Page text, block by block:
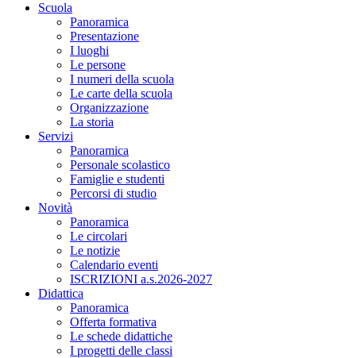
Scuola
Panoramica
Presentazione
I luoghi
Le persone
I numeri della scuola
Le carte della scuola
Organizzazione
La storia
Servizi
Panoramica
Personale scolastico
Famiglie e studenti
Percorsi di studio
Novità
Panoramica
Le circolari
Le notizie
Calendario eventi
ISCRIZIONI a.s.2026-2027
Didattica
Panoramica
Offerta formativa
Le schede didattiche
I progetti delle classi